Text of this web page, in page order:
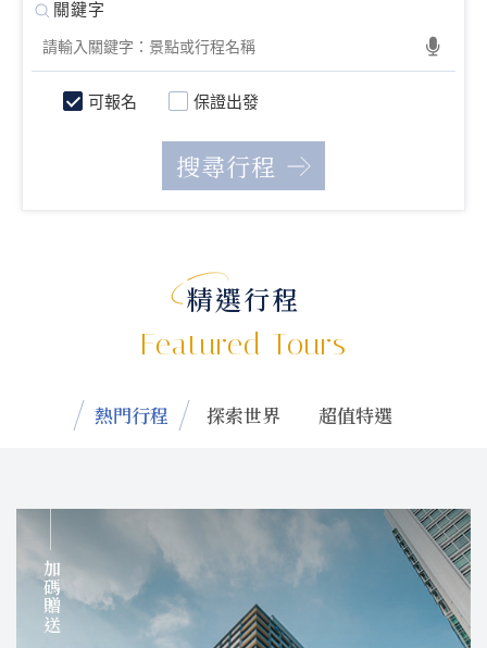
可報名 保證出發
精選行程
Featured Tours
熱門行程 探索世界 超值特選
加碼贈送